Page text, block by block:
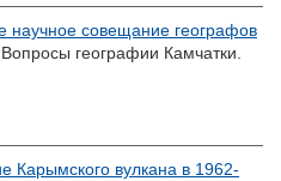
научное совещание географов
географии Камчатки.
Карымского вулкана в 1962-